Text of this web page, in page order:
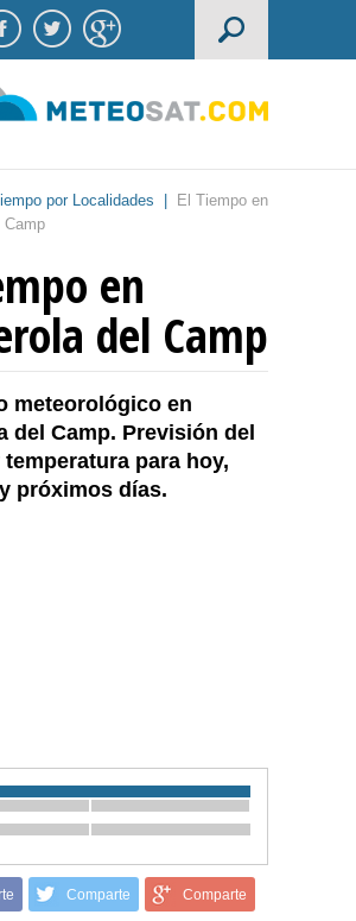
por Localidades
El Tiempo en
Camp
en
del Camp
meteorológico en
del Camp. Previsión del
para hoy,
próximos días.
Comparte Comparte